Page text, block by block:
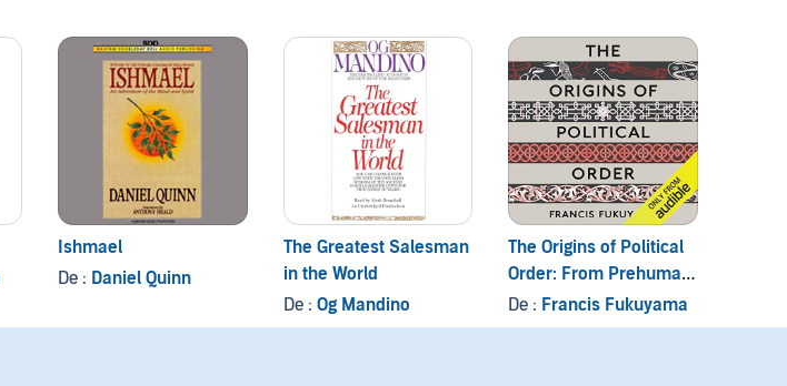
Ishmael
De : Daniel Quinn
The Greatest Salesman
in the World
De : Og Mandino
The Origins of Political
Order: From Prehuman
Times to the French
Revolution
De : Francis Fukuyama